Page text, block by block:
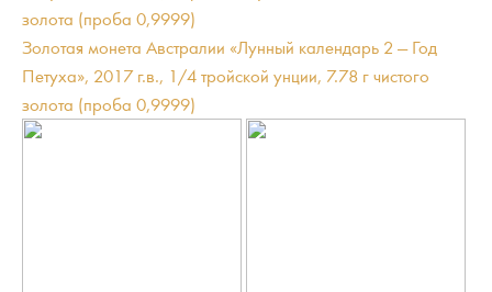
золота (проба 0,9999)
Золотая монета Австралии «Лунный календарь 2 — Год
Петуха», 2017 г.в., 1/4 тройской унции, 7.78 г чистого
золота (проба 0,9999)